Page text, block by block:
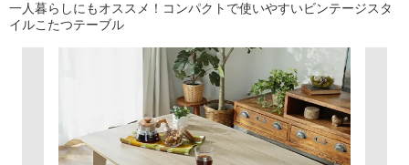
一人暮らしにもオススメ！コンパクトで使いやすいビンテージスタ
イルこたつテーブル